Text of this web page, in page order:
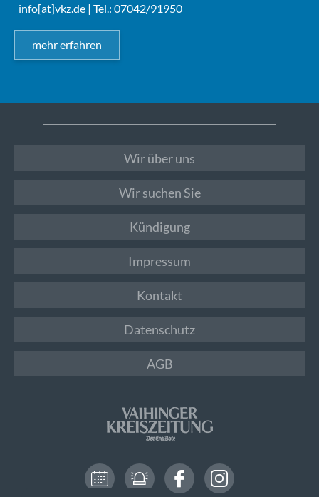
info[at]vkz.de | Tel.: 07042/91950
mehr erfahren
Wir über uns
Wir suchen Sie
Kündigung
Impressum
Kontakt
Datenschutz
AGB